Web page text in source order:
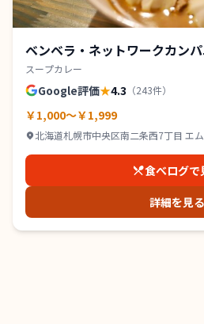
ベンベラ・ネットワークカン
スープカレー
Google評価★4.3 （243件）
￥1,000～￥1,999
北海道札幌市中央区南二条西7丁目 エ
食べログで
詳細を見る